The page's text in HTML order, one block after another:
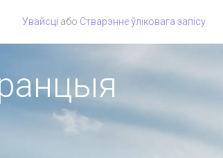
Увайсці або Стварэнне ўліковага запісу